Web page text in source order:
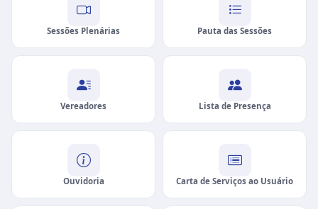
Sessões Plenárias Pauta das Sessões
Vereadores Lista de Presença
Ouvidoria Carta de Serviços ao Usuário